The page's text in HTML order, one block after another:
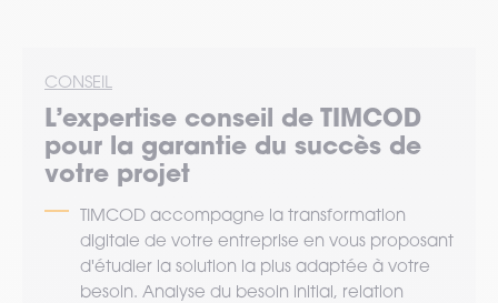
CONSEIL
L’expertise conseil de TIMCOD
pour la garantie du succès de
votre projet
TIMCOD accompagne la transformation
digitale de votre entreprise en vous proposant
d'étudier la solution la plus adaptée à votre
besoin. Analyse du besoin initial, relation